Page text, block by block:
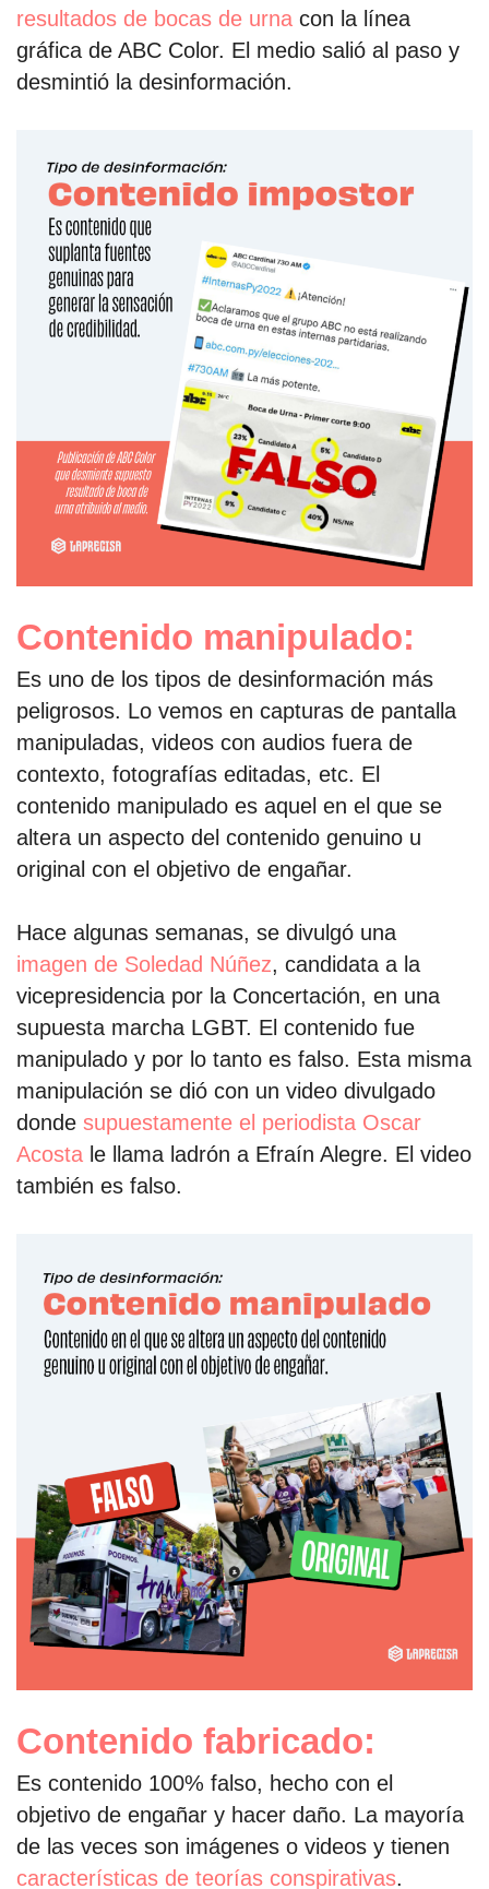
resultados de bocas de urna con la línea
gráfica de ABC Color. El medio salió al paso y
desmintió la desinformación.
Contenido manipulado:
Es uno de los tipos de desinformación más
peligrosos. Lo vemos en capturas de pantalla
manipuladas, videos con audios fuera de
contexto, fotografías editadas, etc. El
contenido manipulado es aquel en el que se
altera un aspecto del contenido genuino u
original con el objetivo de engañar.
Hace algunas semanas, se divulgó una
imagen de Soledad Núñez, candidata a la
vicepresidencia por la Concertación, en una
supuesta marcha LGBT. El contenido fue
manipulado y por lo tanto es falso. Esta misma
manipulación se dió con un video divulgado
donde supuestamente el periodista Oscar
Acosta le llama ladrón a Efraín Alegre. El video
también es falso.
Contenido fabricado:
Es contenido 100% falso, hecho con el
objetivo de engañar y hacer daño. La mayoría
de las veces son imágenes o videos y tienen
características de teorías conspirativas.